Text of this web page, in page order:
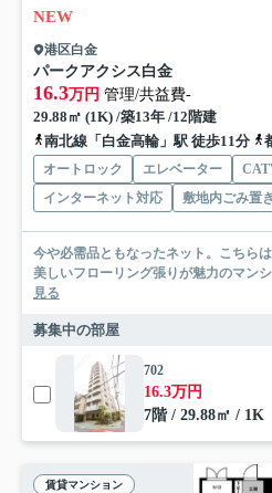
NEW
港区白金
パークアクシス白金
16.3万円 管理/共益費-
29.88㎡ (1K) /築13年 /12階建
南北線「白金高輪」駅 徒歩11分
オートロック エレベーター
インターネット対応
敷地内ごみ置
今や必需品ともなったネット。こちら
美しいフローリング張りが魅力のマン
見る
募集中の部屋
702
16.3万円
7階 / 29.88㎡ / 1K
賃貸マンション